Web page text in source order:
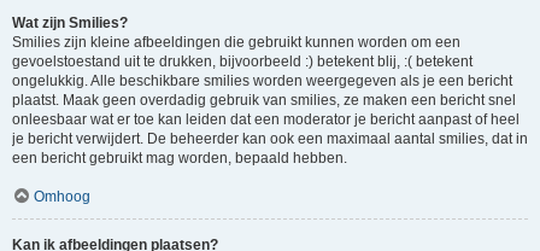
Wat zijn Smilies?
Smilies zijn kleine afbeeldingen die gebruikt kunnen worden om een
gevoelstoestand uit te drukken, bijvoorbeeld :) betekent blij, :( betekent
ongelukkig. Alle beschikbare smilies worden weergegeven als je een bericht
plaatst. Maak geen overdadig gebruik van smilies, ze maken een bericht snel
onleesbaar wat er toe kan leiden dat een moderator je bericht aanpast of heel
je bericht verwijdert. De beheerder kan ook een maximaal aantal smilies, dat in
een bericht gebruikt mag worden, bepaald hebben.
Omhoog
Kan ik afbeeldingen plaatsen?